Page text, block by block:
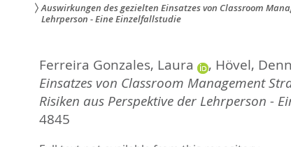
Sie
hier:
Auswirkungen des gezielten Einsatzes von Classroom
Lehrperson - Eine Einzelfallstudie
Ferreira Gonzales, Laura , Hövel,
Einsatzes von Classroom Management
Risiken aus Perspektive der Lehrperson -
4845